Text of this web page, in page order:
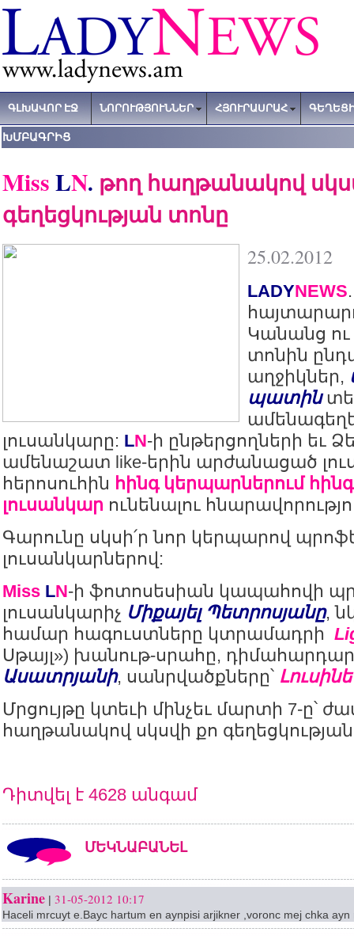
ԳԼԽԱՎՈՐ ԷՋ ՆՈՐՈՒԹՅՈՒՆՆԵՐ ՀՅՈՒՐԱՍՐԱՀ
ԽՄԲԱԳՐԻՑ
MissLN. թող հաղթանակով
գեղեցկության տոնը
25.02.2012
LADYNEWS
Կանանց ու
տոնին
աղջիկներ,
պատին
լուսանկարը: LN-ի ընթերցողների եւ
ամենաշատ like-երին արժանացած
հերոսուհին հինգ կերպարներում
լուսանկար ունենալու
Գարունը սկսի՛ր նոր կերպարով
լուսանկարներով:
Miss LN-ի ֆոտոսեսիան կապահովի
լուսանկարիչ Միքայել Պետրոսյանը,
համար հագուստները կտրամադրի
Սթայլ») խանութ-սրահը,
Ասատրյանի, սանրվածքները՝
Մրցույթը կտեւի մինչեւ մարտի 7-ը՝
հաղթանակով սկսվի քո
Դիտվել է 4628 անգամ
ՄԵԿՆԱԲԱՆԵԼ
Karine | 31-05-2012 10:17
Haceli mrcuyt e.Bayc hartum en aynpisi arjikner ,voronc mej chka